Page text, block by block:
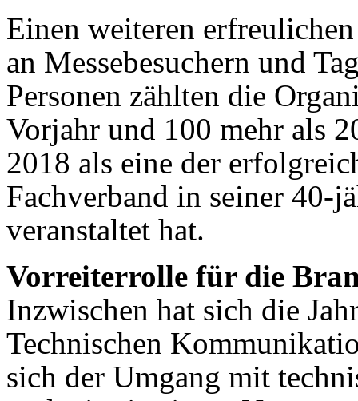
Einen weiteren
an Messebesuchern und
Personen zählten die
Vorjahr und 100 mehr als
2018 als eine der
Fachverband in seiner 40-
veranstaltet hat.
Vorreiterrolle für die
Inzwischen hat sich die
Technischen
sich der Umgang mit